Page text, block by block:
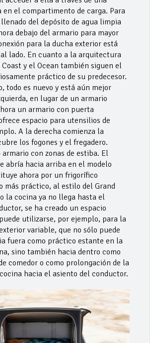
en el compartimento de carga. Para
del depósito de agua limpia
debajo del armario para mayor
para la ducha exterior está
lado. En cuanto a la arquitectura
y el Ocean también siguen el
práctico de su predecesor.
todo es nuevo y está aún mejor
en lugar de un armario
un armario con puerta
espacio para utensilios de
A la derecha comienza la
los fogones y el fregadero.
armario con zonas de estiba. El
abría hacia arriba en el modelo
ahora por un frigorífico
más práctico, al estilo del Grand
la cocina ya no llega hasta el
se ha creado un espacio
utilizarse, por ejemplo, para la
variable, que no sólo puede
fuera como práctico estante en la
sino también hacia dentro como
comedor o como prolongación de la
hacia el asiento del conductor.